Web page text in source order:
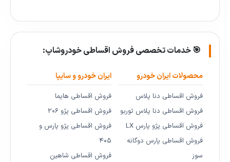
🎯 خدمات تخصصی فروش اقساطی خودروشاپ:
محصولات ایران خودرو
فروش اقساطی دنا پلاس
فروش اقساطی دنا پلاس توربو
فروش اقساطی پژو پارس LX
فروش اقساطی پارس دوگانه
سوز
ایران خودرو و سایپا
فروش اقساطی هایما
فروش اقساطی پژو ۲۰۶
فروش اقساطی پژو پارس و
۴۰۵
فروش اقساطی شاهین